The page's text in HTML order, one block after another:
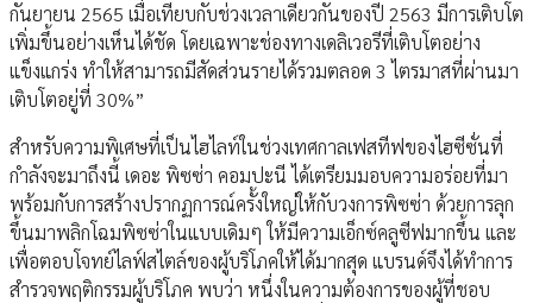
กันยายน 2565 เมื่อเทียบกับช่วงเวลาเดียวกันของปี 2563 มีการเติบโต
เพิ่มขึ้นอย่างเห็นได้ชัด โดยเฉพาะช่องทางเดลิเวอรีที่เติบโตอย่าง
แข็งแกร่ง ทำให้สามารถมีสัดส่วนรายได้รวมตลอด 3 ไตรมาสที่ผ่านมา
เติบโตอยู่ที่ 30%”
สำหรับความพิเศษที่เป็นไฮไลท์ในช่วงเทศกาลเฟสทีฟของไฮซีซั่นที่
กำลังจะมาถึงนี้ เดอะ พิซซ่า คอมปะนี ได้เตรียมมอบความอร่อยที่มา
พร้อมกับการสร้างปรากฏการณ์ครั้งใหญ่ให้กับวงการพิซซ่า ด้วยการลุก
ขึ้นมาพลิกโฉมพิซซ่าในแบบเดิมๆ ให้มีความเอ็กซ์คลูซีฟมากขึ้น และ
เพื่อตอบโจทย์ไลฟ์สไตล์ของผู้บริโภคให้ได้มากสุด แบรนด์จึงได้ทำการ
สำรวจพฤติกรรมผู้บริโภค พบว่า หนึ่งในความต้องการของผู้ที่ชอบ